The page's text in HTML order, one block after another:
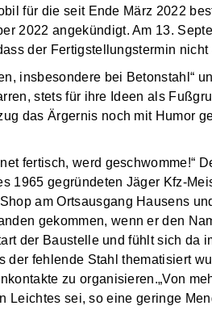
für die seit Ende März 2022
2022 angekündigt. Am 13.
der Fertigstellungstermin nicht
insbesondere bei Betonstahl“
stets für ihre Ideen als
das Ärgernis noch mit Humor
fertisch, werd geschwomme!“
1965 gegründeten Jäger Kfz-
am Ortsausgang Hausens
gekommen, wenn er den
der Baustelle und fühlt sich da
fehlende Stahl thematisiert
zu organisieren.„Von
Leichtes sei, so eine geringe